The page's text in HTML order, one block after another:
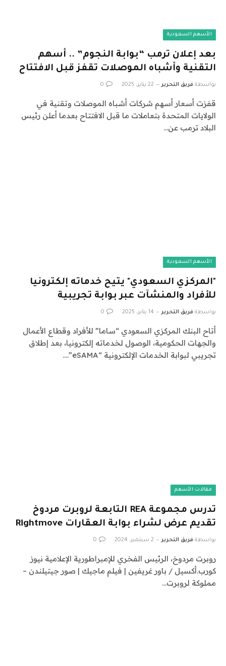
الأسهم السعودية
بعد إعلان ترمب “بوابة النجوم” .. أسهم
التقنية وأشباه الموصلات تقفز قبل الافتتاح
بواسطة فريق التحرير 22 يناير، 2025 0
قفزت أسعار أسهم شركات أشباه الموصلات وتقنية في
الولايات المتحدة بتعاملات ما قبل الافتتاح بعدما أعلن رئيس
البلاد ترمب عن…
الأسهم السعودية
"المركزي السعودي" يتيح خدماته إلكترونيا
للأفراد والمنشآت عبر بوابة تجريبية
بواسطة فريق التحرير 14 يناير، 2025 0
أتاح البنك المركزي السعودي “ساما” للأفراد وقطاع الأعمال
والجهات الحكومية، الوصول لخدماته إلكترونيا، بعد إطلاق
تجريبي لبوابة الخدمات الإلكترونية “eSAMA”.…
مقالات الأسهم
تدرس مجموعة REA التابعة لروبرت مردوخ
تقديم عرض لشراء بوابة العقارات Rightmove
بواسطة فريق التحرير 2 سبتمبر، 2024 0
روبرت مردوخ، الرئيس الفخري للإمبراطورية الإعلامية نيوز
كورب.أكسيل / باور غريفين | فيلم ماجيك | صور جيتيلندن –
مملوكة لروبرت…